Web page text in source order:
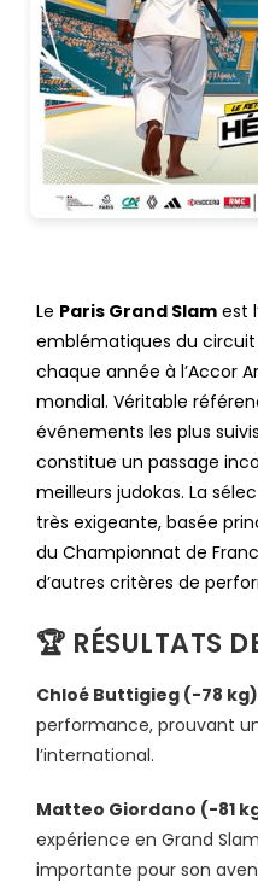
Le Paris Grand Slam est
emblématiques du
chaque année à l’Accor
mondial. Véritable
événements les plus
constitue un passage
meilleurs judokas. La
très exigeante, basée
du Championnat de
d’autres critères de
🏆 RÉSULTATS
Chloé Buttigieg (-78
performance, prouvant
l’international.
Matteo Giordano (-81
expérience en Grand
importante pour son